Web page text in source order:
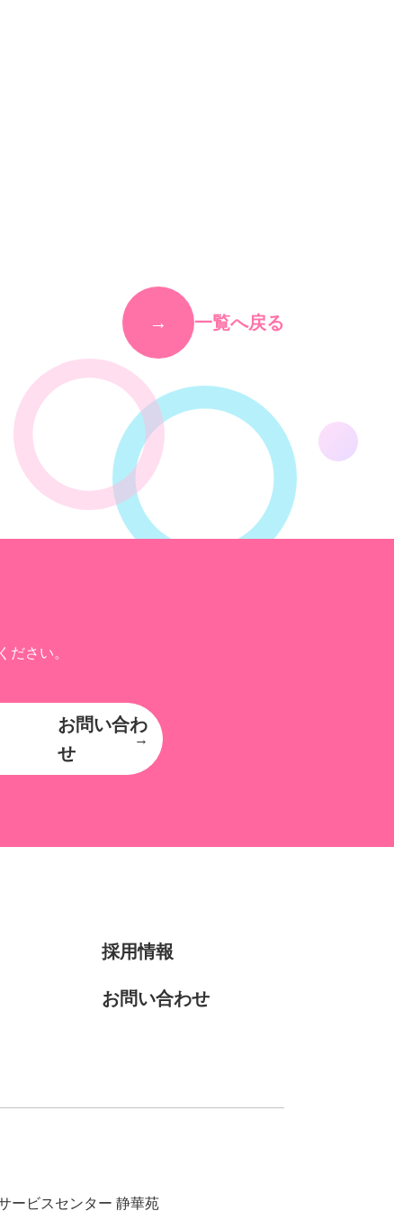
一覧へ戻る
ださい。
お問い合わ
せ
採用情報
お問い合わせ
デイサービスセンター 静華苑